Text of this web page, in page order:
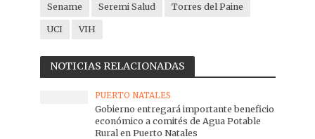
Sename Seremi Salud Torres del Paine
UCI VIH
NOTICIAS RELACIONADAS
PUERTO NATALES
Gobierno entregará importante beneficio
económico a comités de Agua Potable
Rural en Puerto Natales